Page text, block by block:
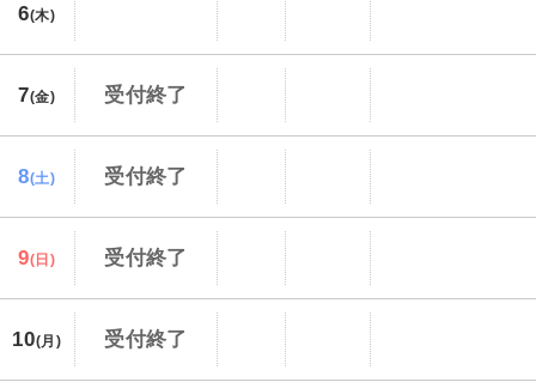
6(木)
7(金) 受付終了
8(土) 受付終了
9(日) 受付終了
10(月) 受付終了